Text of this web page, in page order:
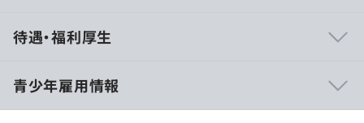
・ユーザーの反応をダイレクトに受け取りながら、ユーザ
・ディレクターとの距離感が近いので、エンジニア主導で
新機能が追加されることも多々あります。
・風通しが良く、フラットに意見交換できます。
待遇・福利厚生
※インターン生時の時給は1226/h
青少年雇用情報